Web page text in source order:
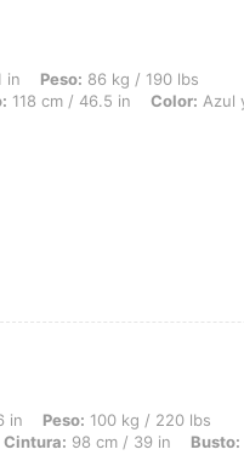
kg / 190 lbs, Forma del cuerpo:
in Peso: 86 kg / 190 lbs
118 cm / 46.5 in Color: Azul
kg / 220 lbs, Forma del
in Peso: 100 kg / 220 lbs
Cintura: 98 cm / 39 in Busto: